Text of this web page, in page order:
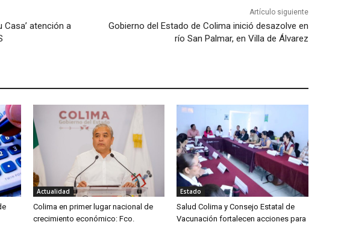
Casa’ atención a
Artículo siguiente
Gobierno del Estado de Colima inició desazolve en
río San Palmar, en Villa de Álvarez
Actualidad
Colima en primer lugar nacional de
crecimiento económico: Fco.
Estado
Salud Colima y Consejo Estatal de
Vacunación fortalecen acciones para